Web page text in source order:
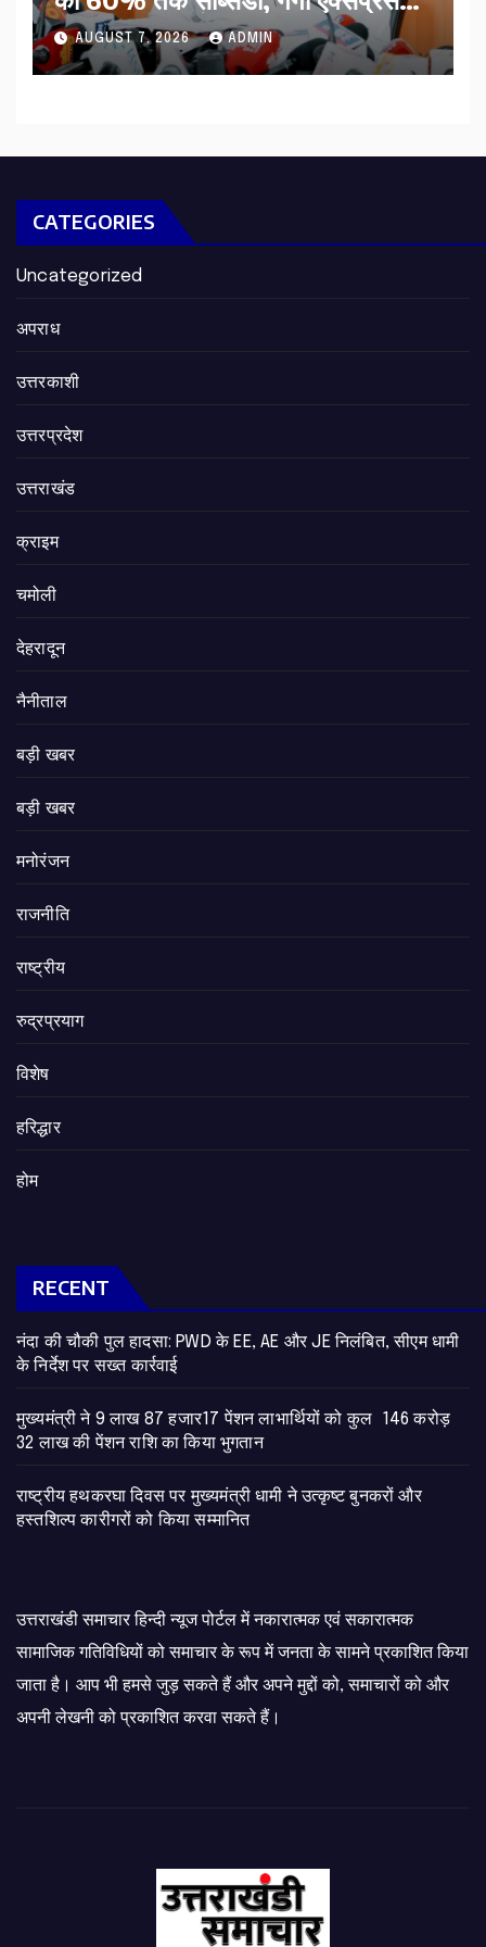
का हरिद्वार तक होगा विस्तार
AUGUST 7, 2026 ADMIN
CATEGORIES
Uncategorized
अपराध
उत्तरकाशी
उत्तरप्रदेश
उत्तराखंड
क्राइम
चमोली
देहरादून
नैनीताल
बड़ी खबर
बड़ी खबर
मनोरंजन
राजनीति
राष्ट्रीय
रुद्रप्रयाग
विशेष
हरिद्धार
होम
RECENT
नंदा की चौकी पुल हादसा: PWD के EE, AE और JE निलंबित, सीएम धामी
के निर्देश पर सख्त कार्रवाई
मुख्यमंत्री ने 9 लाख 87 हजार17 पेंशन लाभार्थियों को कुल 146 करोड़
32 लाख की पेंशन राशि का किया भुगतान
राष्ट्रीय हथकरघा दिवस पर मुख्यमंत्री धामी ने उत्कृष्ट बुनकरों और
हस्तशिल्प कारीगरों को किया सम्मानित
उत्तराखंडी समाचार हिन्दी न्यूज पोर्टल में नकारात्मक एवं सकारात्मक
सामाजिक गतिविधियों को समाचार के रूप में जनता के सामने प्रकाशित किया
जाता है। आप भी हमसे जुड़ सकते हैं और अपने मुद्दों को, समाचारों को और
अपनी लेखनी को प्रकाशित करवा सकते हैं।